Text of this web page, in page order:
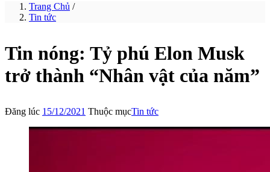
Trang Chủ /
Tin tức
Tin nóng: Tỷ phú Elon Musk
trở thành “Nhân vật của năm”
Đăng lúc 15/12/2021 Thuộc mụcTin tức